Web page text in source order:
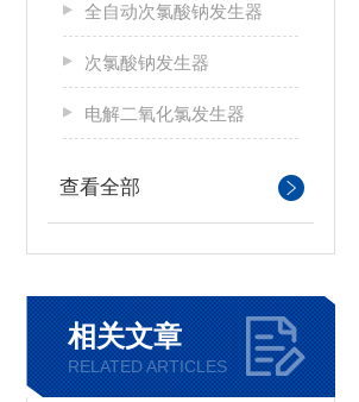
全自动次氯酸钠发生器
次氯酸钠发生器
电解二氧化氯发生器
查看全部
相关文章
RELATED ARTICLES